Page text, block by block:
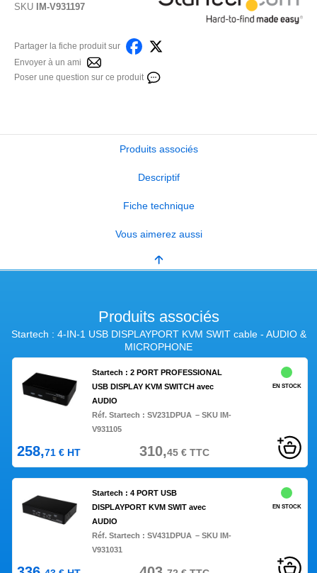
SKU
IM-V931197
Partager la fiche produit sur
Envoyer à un ami
Poser une question sur ce produit
Produits associés
Descriptif
Fiche technique
Vous aimerez aussi
Produits associés
Startech : 4-IN-1 USB DISPLAYPORT KVM SWIT cable - AUDIO &
MICROPHONE
Startech : 2 PORT PROFESSIONAL
USB DISPLAY KVM SWITCH avec
AUDIO
Réf. Startech :SV231DPUA – SKU IM-
V931105
EN STOCK
258,71 € HT 310,45€TTC
Startech : 4 PORT USB
DISPLAYPORT KVM SWIT avec
AUDIO
Réf. Startech :SV431DPUA – SKU IM-
V931031
EN STOCK